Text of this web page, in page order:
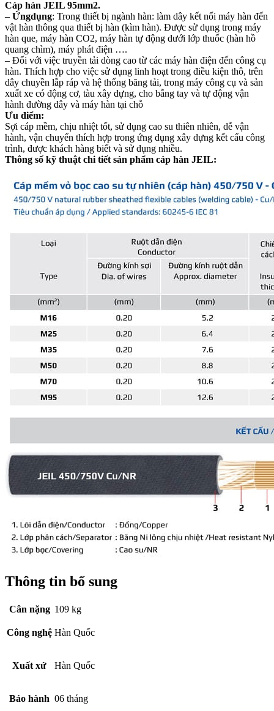
Cáp hàn JEIL 95mm2.
– Ứngdụng: Trong thiết bị ngành hàn: làm dây kết nối máy hàn đến
vật hàn thông qua thiết bị hàn (kìm hàn). Được sử dụng trong máy
hàn que, máy hàn CO2, máy hàn tự động dưới lớp thuốc (hàn hồ
quang chìm), máy phát điện ….
– Đối với việc truyền tải dòng cao từ các máy hàn điện đến công cụ
hàn. Thích hợp cho việc sử dụng linh hoạt trong điều kiện thô, trên
dây chuyền lắp ráp và hệ thống băng tải, trong máy công cụ và sản
xuất xe có động cơ, tàu xây dựng, cho bằng tay và tự động vận
hành đường dây và máy hàn tại chỗ
Ưu điểm:
Sợi cáp mềm, chịu nhiệt tốt, sử dụng cao su thiên nhiên, dễ vận
hành, vận chuyển thích hợp trong ứng dụng xây dựng kết cấu công
trình, được khách hàng biết và sử dụng nhiều.
Thông số kỹ thuật chi tiết sản phẩm cáp hàn JEIL:
Thông tin bổ sung
Cân nặng 109 kg
Công nghệ Hàn Quốc
Xuất xứ Hàn Quốc
Bảo hành 06 tháng